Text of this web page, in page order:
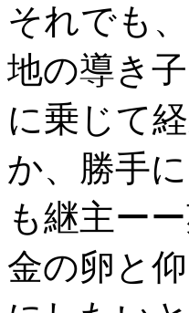
それでも
地の導き
に乗じて
か、勝手
も継主ー
金の卵と